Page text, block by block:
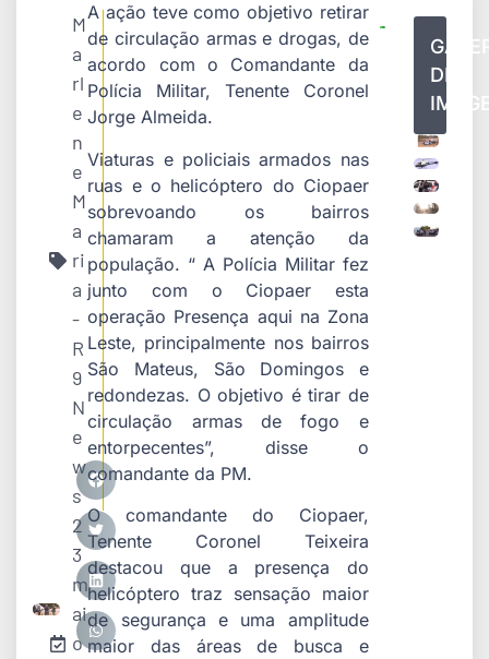
M
a
rl
e
n
e
M
a
ri
a
-
R
9
N
e
w
s
2
3
m
ai
o
A ação teve como objetivo retirar
de circulação armas e drogas, de
acordo com o Comandante da
Polícia Militar, Tenente Coronel
Jorge Almeida.
Viaturas e policiais armados nas
ruas e o helicóptero do Ciopaer
sobrevoando os bairros
chamaram a atenção da
população. “ A Polícia Militar fez
junto com o Ciopaer esta
operação Presença aqui na Zona
Leste, principalmente nos bairros
São Mateus, São Domingos e
redondezas. O objetivo é tirar de
circulação armas de fogo e
entorpecentes”, disse o
comandante da PM.
O comandante do Ciopaer,
Tenente Coronel Teixeira
destacou que a presença do
helicóptero traz sensação maior
de segurança e uma amplitude
maior das áreas de busca e
DE